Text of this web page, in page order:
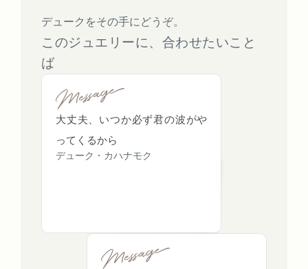
デュークをその手にどうぞ。
このジュエリーに、合わせたいこと
ば
大丈夫、いつか必ず君の波がや
ってくるから
デューク・カハナモク